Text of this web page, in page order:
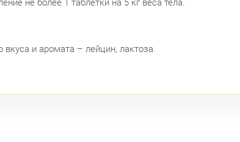
не более 1 таблетки на 5 кг веса тела.
и аромата – лейцин, лактоза.